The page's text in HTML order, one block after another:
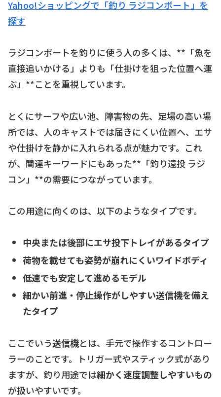
Yahoo!ショッピングで「釣り ラジコンボート」を
探す
ラジコンボートを釣りに使う人の多くは、**「魚を
直接追いかける」よりも「仕掛けを狙った位置へ運
ぶ」**ことを重視しています。
とくにサーフや広い池、障害物の先、足場の高い場
所では、人のキャストでは届きにくい位置へ、エサ
や仕掛けを静かに入れられる点が魅力です。これ
が、関連キーワードにもあった**「釣り遠投 ラジ
コン」**の需要につながっています。
この用途に向くのは、以下のようなタイプです。
中央または後部にエサ投下トレイがあるタイプ
荷物を載せても姿勢が崩れにくいワイドボディ
低速でも安定して進めるモデル
細かい前進・停止操作がしやすい送信機を備え
たタイプ
ここでいう送信機とは、手元で操作するコントロー
ラーのことです。トリガー式やスティック式があり
ますが、釣り用途では細かく速度調整しやすいもの
が扱いやすいです。